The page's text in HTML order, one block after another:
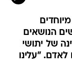
הנושאים
של יתושי
"עלינו